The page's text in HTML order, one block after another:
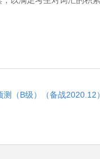
（B级）（备战2020.12）